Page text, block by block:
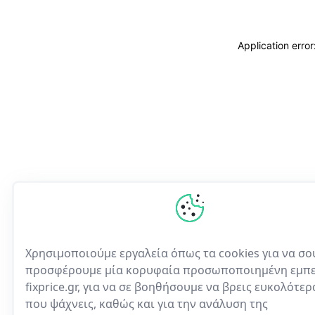
Application
Χρησιμοποιούμε εργαλεία όπως τα cookies για να
προσφέρουμε μία κορυφαία προσωποποιημένη
fixprice.gr, για να σε βοηθήσουμε να βρεις
που ψάχνεις, καθώς και για την ανάλυση της